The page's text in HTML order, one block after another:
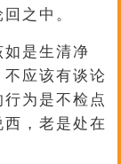
之中。
是生清净
应该有谈论
为是不检点
，老是处在